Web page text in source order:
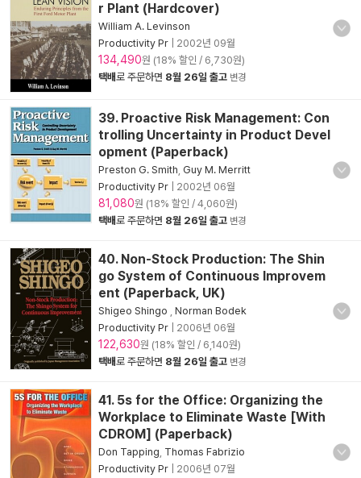
r Plant (Hardcover)
William A. Levinson
Productivity Pr
2002년 09월
134,490원 (18% 할인 / 6,730원)
택배로 주문하면 8월 26일 출고 변경
39. Proactive Risk Management: Con
trolling Uncertainty in Product Devel
opment (Paperback)
Preston G. Smith Guy M. Merritt
Productivity Pr
2002년 06월
81,080원 (18% 할인 / 4,060원)
택배로 주문하면 8월 26일 출고 변경
40. Non-Stock Production: The Shin
go System of Continuous Improvem
ent (Paperback, UK)
Shigeo Shingo
Norman Bodek
Productivity Pr
2006년 06월
122,630원 (18% 할인 / 6,140원)
택배로 주문하면 8월 26일 출고 변경
41. 5s for the Office: Organizing the
Workplace to Eliminate Waste [With
CDROM] (Paperback)
Don Tapping Thomas Fabrizio
Productivity Pr
2006년 07월